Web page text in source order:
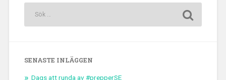
SENASTE INLÄGGEN
Dags att runda av #prepperSE